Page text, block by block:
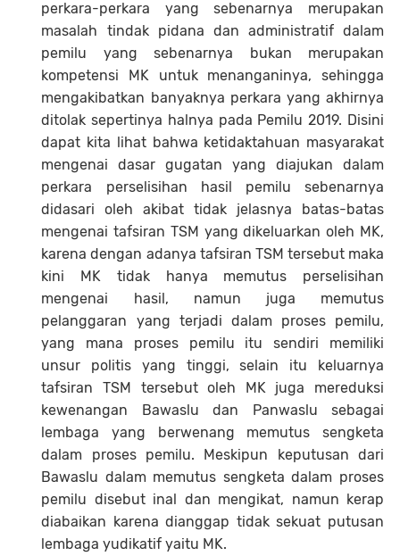
perkara-perkara yang sebenarnya merupakan
masalah tindak pidana dan administratif dalam
pemilu yang sebenarnya bukan merupakan
kompetensi MK untuk menanganinya, sehingga
mengakibatkan banyaknya perkara yang akhirnya
ditolak sepertinya halnya pada Pemilu 2019. Disini
dapat kita lihat bahwa ketidaktahuan masyarakat
mengenai dasar gugatan yang diajukan dalam
perkara perselisihan hasil pemilu sebenarnya
didasari oleh akibat tidak jelasnya batas-batas
mengenai tafsiran TSM yang dikeluarkan oleh MK,
karena dengan adanya tafsiran TSM tersebut maka
kini MK tidak hanya memutus perselisihan
mengenai hasil, namun juga memutus
pelanggaran yang terjadi dalam proses pemilu,
yang mana proses pemilu itu sendiri memiliki
unsur politis yang tinggi, selain itu keluarnya
tafsiran TSM tersebut oleh MK juga mereduksi
kewenangan Bawaslu dan Panwaslu sebagai
lembaga yang berwenang memutus sengketa
dalam proses pemilu. Meskipun keputusan dari
Bawaslu dalam memutus sengketa dalam proses
pemilu disebut inal dan mengikat, namun kerap
diabaikan karena dianggap tidak sekuat putusan
lembaga yudikatif yaitu MK.